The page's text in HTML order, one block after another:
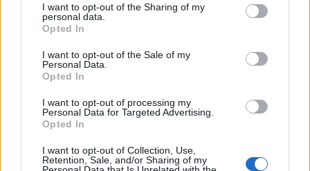
not limited to your visit or usage behaviour. You may click to
grant or deny consent to Google and its third-party tags to
use your data for below specified purposes in below Google
consent section.
I want to opt-out of the Sharing of my
personal data.
Opted In
I want to opt-out of the Sale of my
Personal Data.
Opted In
I want to opt-out of processing my
Personal Data for Targeted Advertising.
Opted In
I want to opt-out of Collection, Use,
Retention, Sale, and/or Sharing of my
Egy ügyvéd ellen emelt vádat a Somogy Megyei Főügyészség,